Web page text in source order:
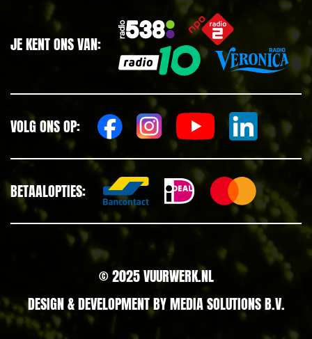
JE KENT ONS VAN:
VOLG ONS OP:
BETAALOPTIES:
© 2025 VUURWERK.NL
DESIGN & DEVELOPMENT BYMEDIA SOLUTIONS B.V.